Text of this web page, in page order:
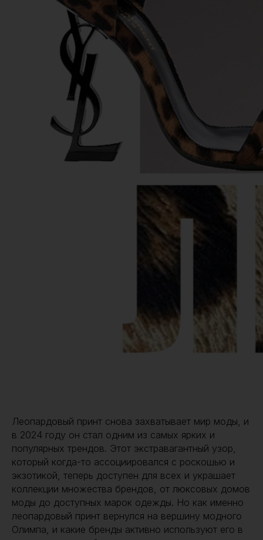
Леопардовый принт снова захватывает мир моды, и
в 2024 году он стал одним из самых ярких и
популярных трендов. Этот экстравагантный узор,
который когда-то ассоциировался с роскошью и
экзотикой, теперь доступен для всех и украшает
коллекции множества брендов, от люксовых домов
моды до доступных марок одежды. Но как именно
леопардовый принт вернулся на вершину модного
Олимпа, и какие бренды активно используют его в